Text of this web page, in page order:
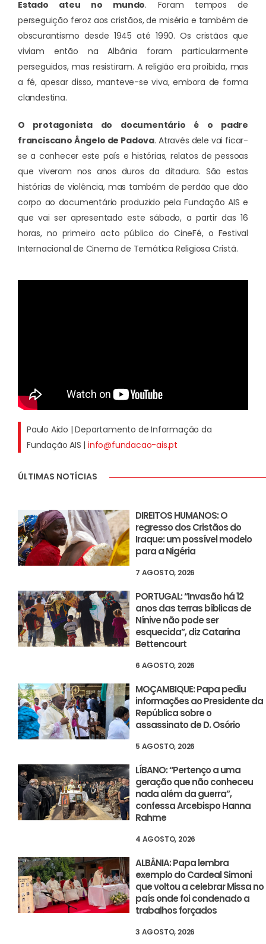
Estado ateu no mundo. Foram tempos de
perseguição feroz aos cristãos, de miséria e também de
obscurantismo desde 1945 até 1990. Os cristãos que
viviam então na Albânia foram particularmente
perseguidos, mas resistiram. A religião era proibida, mas
a fé, apesar disso, manteve-se viva, embora de forma
clandestina.
O protagonista do documentário é o padre
franciscano Ângelo de Padova. Através dele vai ficar-
se a conhecer este país e histórias, relatos de pessoas
que viveram nos anos duros da ditadura. São estas
histórias de violência, mas também de perdão que dão
corpo ao documentário produzido pela Fundação AIS e
que vai ser apresentado este sábado, a partir das 16
horas, no primeiro acto público do CineFé, o Festival
Internacional de Cinema de Temática Religiosa Cristã.
Paulo Aido | Departamento de Informação da
Fundação AIS |info@fundacao-ais.pt
ÚLTIMAS NOTÍCIAS
DIREITOS HUMANOS: O
regresso dos Cristãos do
Iraque: um possível modelo
para a Nigéria
7 AGOSTO, 2026
PORTUGAL: “Invasão há 12
anos das terras bíblicas de
Nínive não pode ser
esquecida”, diz Catarina
Bettencourt
6 AGOSTO, 2026
MOÇAMBIQUE: Papa pediu
informações ao Presidente da
República sobre o
assassinato de D. Osório
5 AGOSTO, 2026
LÍBANO: “Pertenço a uma
geração que não conheceu
nada além da guerra”,
confessa Arcebispo Hanna
Rahme
4 AGOSTO, 2026
ALBÂNIA: Papa lembra
exemplo do Cardeal Simoni
que voltou a celebrar Missa no
país onde foi condenado a
trabalhos forçados
3 AGOSTO, 2026